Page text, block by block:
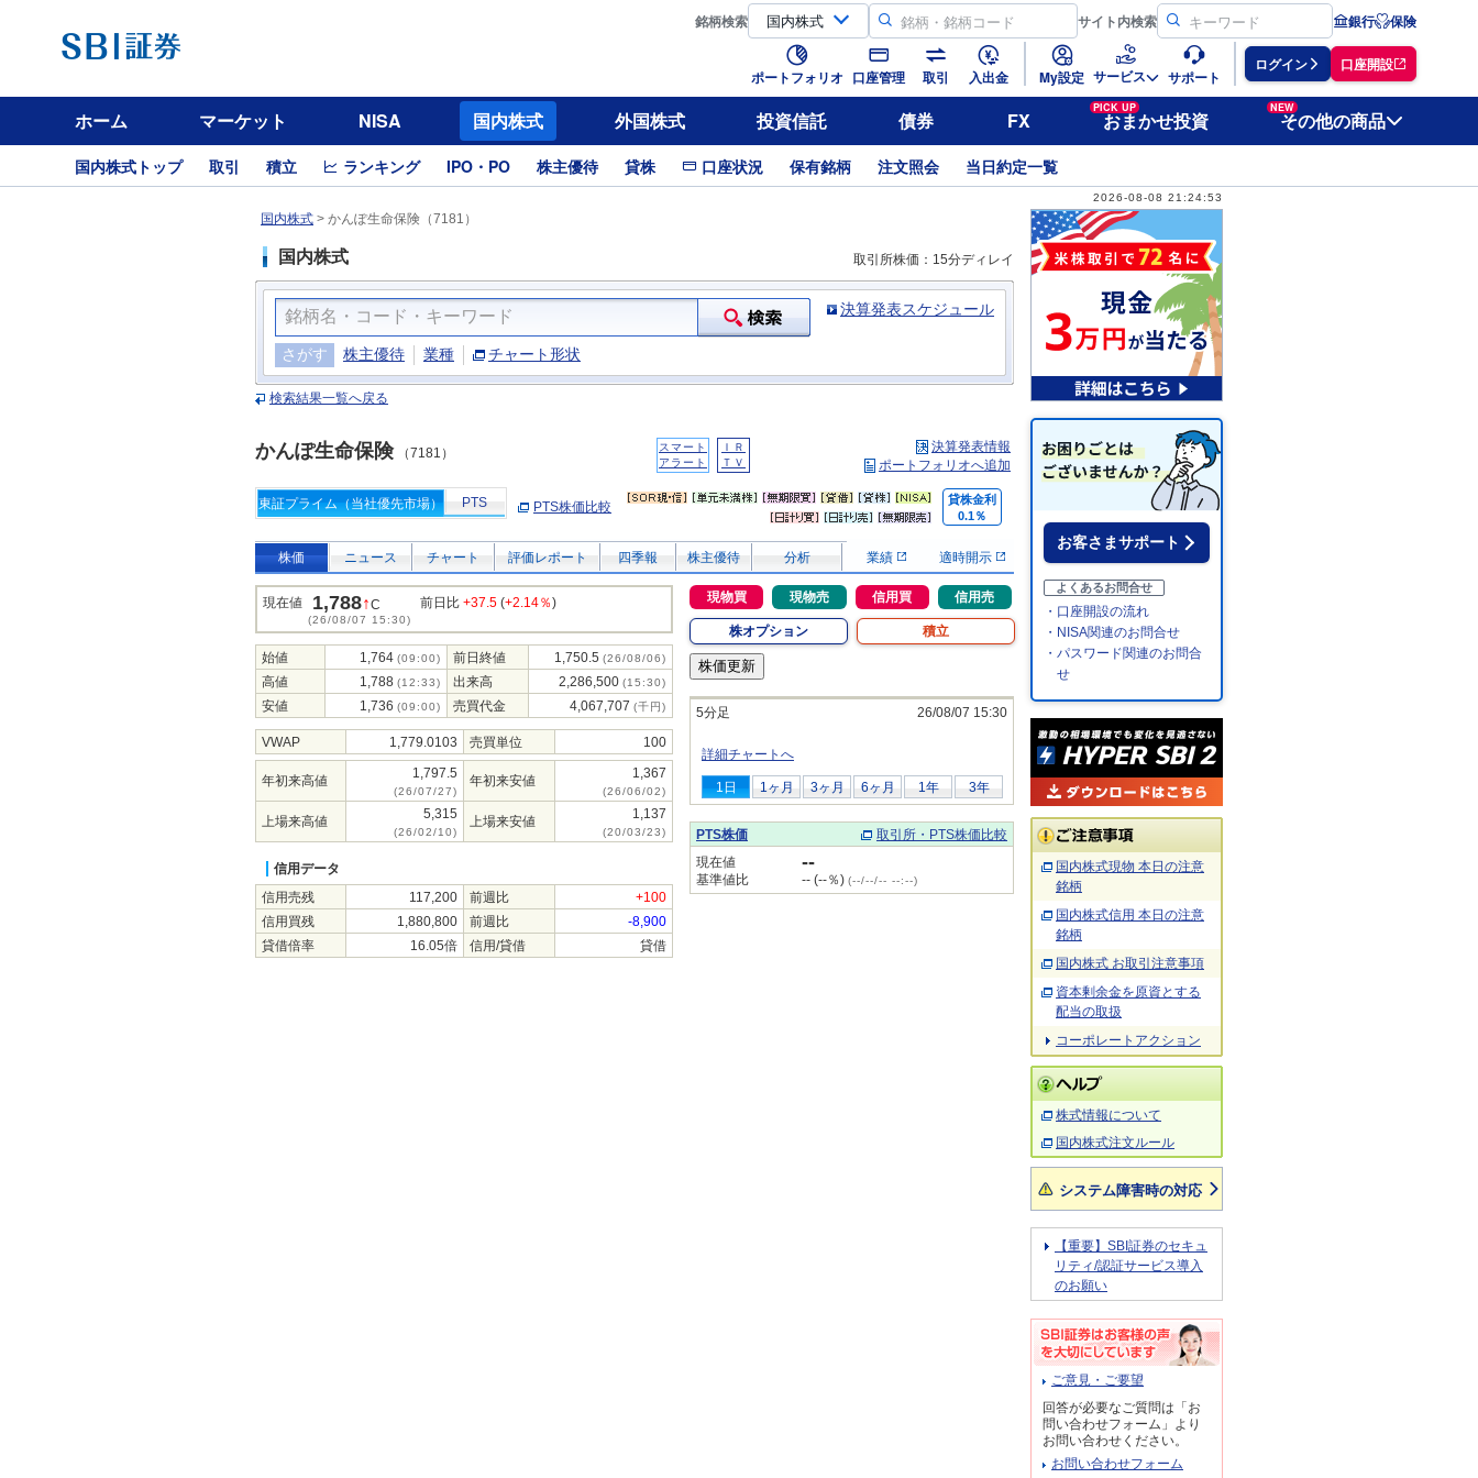
銘柄検索 サイト内検索 銀行 保険
ポートフォリオ 口座管理 取引 入出金 My設定 サービス サポート
ログイン 口座開設
ホーム マーケット NISA 国内株式 外国株式 投資信託 債券 FX
PICK UP
おまかせ投資
NEW
その他の商品
国内株式トップ 取引 積立 ランキング IPO・PO 株主優待 貸株 口座状況 保有銘柄 注文照会 当日約定一覧
2026-08-08 21:24:53
国内株式 > かんぽ生命保険（7181）
国内株式 取引所株価：15分ディレイ
決算発表スケジュール
さがす 株主優待 業種 チャート形状
検索結果一覧へ戻る
かんぽ生命保険（7181）
スマート
アラート
ＩＲ
ＴＶ
決算発表情報
ポートフォリオへ追加
東証プライム（当社優先市場） PTS PTS株価比較
貸株金利
0.1％
株価 ニュース チャート 評価レポート 四季報 株主優待 分析 業績 適時開示
現在値 1,788↑C
(26/08/07 15:30)
前日比 +37.5 (+2.14％)
始値 1,764 (09:00) 前日終値 1,750.5 (26/08/06)
高値 1,788 (12:33) 出来高 2,286,500 (15:30)
安値 1,736 (09:00) 売買代金 4,067,707 (千円)
VWAP 1,779.0103 売買単位 100
年初来高値 1,797.5
(26/07/27)
年初来安値 1,367
(26/06/02)
上場来高値 5,315
(26/02/10)
上場来安値 1,137
(20/03/23)
信用データ
信用売残
117,200 前週比
+100
信用買残
1,880,800 前週比
-8,900
貸借倍率
16.05倍 信用/貸借 貸借
現物買 現物売 信用買 信用売
株オプション 積立
5分足 26/08/07 15:30
詳細チャートへ
1日 1ヶ月 3ヶ月 6ヶ月 1年 3年
PTS株価
取引所・PTS株価比較
現在値
--
基準値比 -- (--％) (--/--/-- --:--)
お客さまサポート
よくあるお問合せ
・口座開設の流れ
・NISA関連のお問合せ
・パスワード関連のお問合
せ
国内株式現物 本日の注意
銘柄
国内株式信用 本日の注意
銘柄
国内株式 お取引注意事項
資本剰余金を原資とする
配当の取扱
コーポレートアクション
株式情報について
国内株式注文ルール
システム障害時の対応
【重要】SBI証券のセキュ
リティ/認証サービス導入
のお願い
ご意見・ご要望
回答が必要なご質問は「お
問い合わせフォーム」より
お問い合わせください。
お問い合わせフォーム